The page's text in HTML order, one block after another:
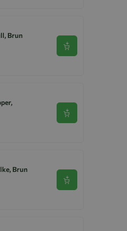
Brun
Se produkt
Se produkt
Brun
Se produkt